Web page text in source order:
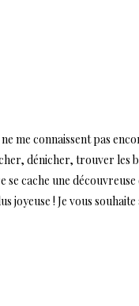
me connaissent pas
dénicher, trouver les
cache une
joyeuse ! Je vous